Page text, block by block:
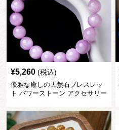
¥5,260 (税込)
優雅な癒しの天然石ブレスレッ
ト パワーストーン アクセサリー